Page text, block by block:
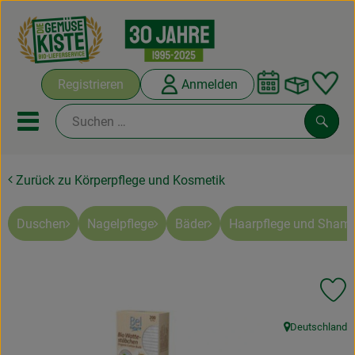
Registrieren Anmelden
Mobiles Menu öffnen oder
Abokisten
Kochboxen
Zurück zu Körperpflege und Kosmetik
Duschen Nagelpflege Bäder Haarpflege und
, Herkunft:
Deutschland